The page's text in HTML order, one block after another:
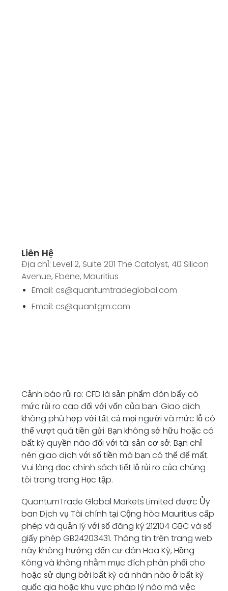
Liên Hệ
Địa chỉ: Level 2, Suite 201 The Catalyst, 40 Silicon
Avenue, Ebene, Mauritius
Email: cs@quantumtradeglobal.com
Email: cs@quantgm.com
Cảnh báo rủi ro: CFD là sản phẩm đòn bẩy có
mức rủi ro cao đối với vốn của bạn. Giao dịch
không phù hợp với tất cả mọi người và mức lỗ có
thể vượt quá tiền gửi. Bạn không sở hữu hoặc có
bất kỳ quyền nào đối với tài sản cơ sở. Bạn chỉ
nên giao dịch với số tiền mà bạn có thể để mất.
Vui lòng đọc chính sách tiết lộ rủi ro của chúng
tôi trong trang Học tập.
QuantumTrade Global Markets Limited được Ủy
ban Dịch vụ Tài chính tại Cộng hòa Mauritius cấp
phép và quản lý vớisố đăng ký 212104 GBC và số
giấy phép GB24203431. Thông tin trên trang web
này không hướng đến cư dân Hoa Kỳ, Hồng
Kông và không nhằm mục đích phân phối cho
hoặc sử dụng bởi bất kỳ cá nhân nào ở bất kỳ
quốc gia hoặc khu vực pháp lý nào mà việc